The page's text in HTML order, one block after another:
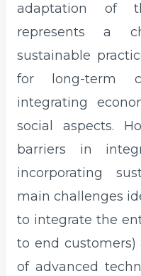
adaptation of
represents a
sustainable
for long-term
integrating
social aspects.
barriers in
incorporating
main challenges
to integrate the
to end
of advanced